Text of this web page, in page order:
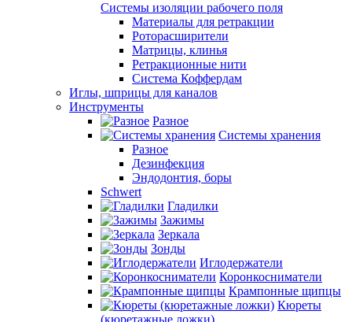
Системы изоляции рабочего поля
Материалы для ретракции
Роторасширители
Матрицы, клинья
Ретракционные нити
Система Коффердам
Иглы, шприцы для каналов
Инструменты
Разное
Системы хранения
Разное
Дезинфекция
Эндодонтия, боры
Schwert
Гладилки
Зажимы
Зеркала
Зонды
Иглодержатели
Коронкосниматели
Крампонные щипцы
Кюреты
(кюретажные ложки)